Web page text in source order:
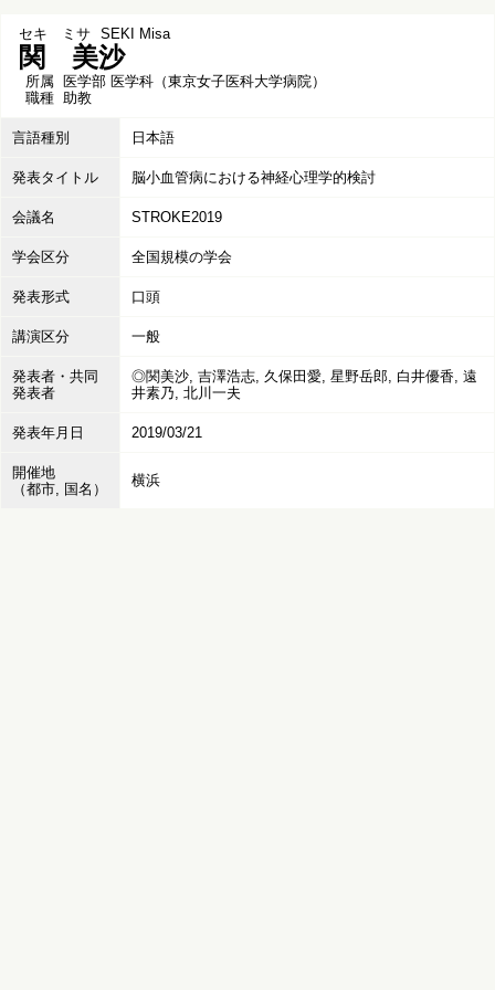
セキ ミサ SEKI Misa
関 美沙
所属 医学部 医学科（東京女子医科大学病院）
職種 助教
言語種別 日本語
発表タイトル 脳小血管病における神経心理学的検討
会議名 STROKE2019
学会区分 全国規模の学会
発表形式 口頭
講演区分 一般
発表者・共同
発表者
◎関美沙, 吉澤浩志, 久保田愛, 星野岳郎, 白井優香, 遠
井素乃, 北川一夫
発表年月日 2019/03/21
開催地
（都市, 国名）
横浜